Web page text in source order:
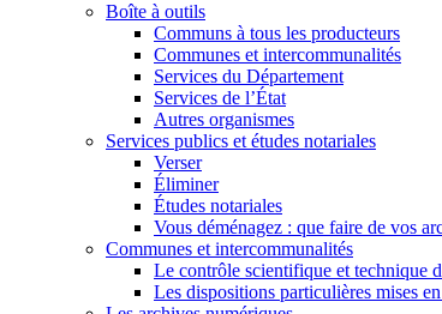
Boîte à outils
Communs à tous les producteurs
Communes et intercommunalités
Services du Département
Services de l’État
Autres organismes
Services publics et études notariales
Verser
Éliminer
Études notariales
Vous déménagez : que faire de vos
Communes et intercommunalités
Le contrôle scientifique et technique
Les dispositions particulières mises